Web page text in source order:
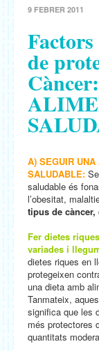
9 FEBRER 2011
de
Càncer:
A) SEGUIR
SALUDABLE:
saludable és
l’obesitat,
tipus de càncer,
Fer dietes
variades i
dietes riques en
protegeixen
una dieta amb
Tanmateix,
significa que les
més protectores
quantitats